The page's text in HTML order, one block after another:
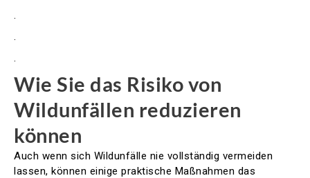
.
.
.
Wie Sie das Risiko von
Wildunfällen reduzieren
können
Auch wenn sich Wildunfälle nie vollständig vermeiden
lassen, können einige praktische Maßnahmen das